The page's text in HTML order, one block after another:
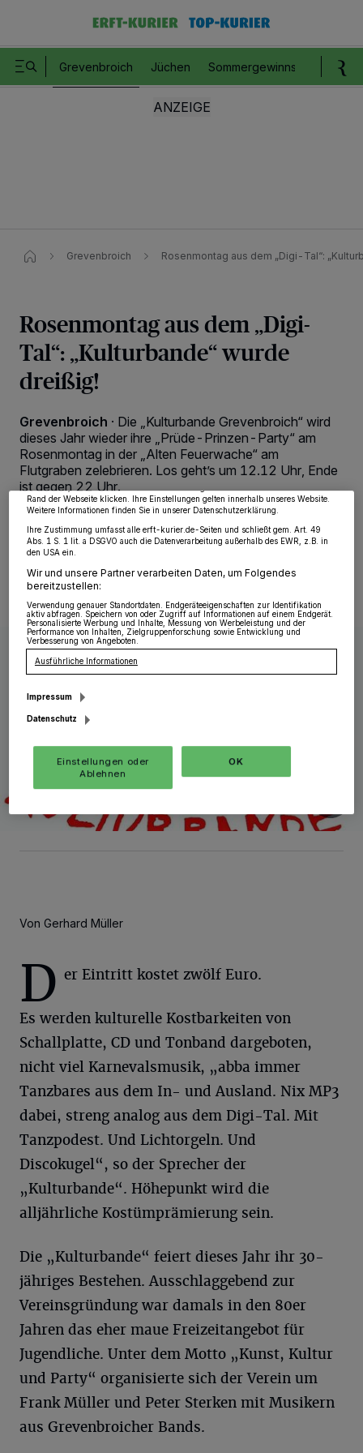
Grevenbroich Jüchen Sommergewinnspiel
Grevenbroich Rosenmontag aus dem „Digi-Tal“:
Rosenmontag aus dem „Digi-
Tal“: „Kulturbande“ wurde
dreißig!
Grevenbroich · Die „Kulturbande Grevenbroich“ wird
dieses Jahr wieder ihre „Prüde-Prinzen-Party“ am
Rosenmontag in der „Alten Feuerwache“ am
Flutgraben zelebrieren. Los geht’s um 12.12 Uhr, Ende
ist gegen 22 Uhr.
13.02.2019 , 09:55 Uhr
Von Gerhard Müller
D er Eintritt kostet zwölf Euro.
Es werden kulturelle Kostbarkeiten von
Schallplatte, CD und Tonband dargeboten,
nicht viel Karnevalsmusik, „abba immer
Tanzbares aus dem In- und Ausland. Nix MP3
dabei, streng analog aus dem Digi-Tal. Mit
Tanzpodest. Und Lichtorgeln. Und
Discokugel“, so der Sprecher der
„Kulturbande“. Höhepunkt wird die
alljährliche Kostümprämierung sein.
Die „Kulturbande“ feiert dieses Jahr ihr 30-
jähriges Bestehen. Ausschlaggebend zur
Vereinsgründung war damals in den 80er
Jahren das eher maue Freizeitangebot für
Jugendliche. Unter dem Motto „Kunst, Kultur
und Party“ organisierte sich der Verein um
Frank Müller und Peter Sterken mit Musikern
aus Grevenbroicher Bands.
wie Browserdaten oder eindeutige Kennungen auf Ihrem Gerät zu. Durch Auswahl
von OK aktivieren Sie Tracking-Technologien für die unter „Wir und unsere
Partner verarbeiten Daten, um Ihnen Dienste bereitzustellen“ aufgeführten
Zwecke. Wenn Tracker deaktiviert sind, sind manche Inhalte und Anzeigen
möglicherweise nicht mehr so relevant für Sie. Sie können dieses Menü jederzeit
wieder aufrufen, um Ihre Einstellungen zu ändern oder Ihre Einwilligung zu
widerrufen, indem Sie auf den Link Einstellungen oder Ablehnen am unteren
Rand der Webseite klicken. Ihre Einstellungen gelten innerhalb unseres Website.
Weitere Informationen finden Sie in unserer Datenschutzerklärung.
Ihre Zustimmung umfasst alle erft-kurier.de-Seiten und schließt gem. Art. 49
Abs. 1 S. 1 lit. a DSGVO auch die Datenverarbeitung außerhalb des EWR, z.B. in
den USA ein.
Wir und unsere Partner verarbeiten Daten, um Folgendes
bereitzustellen:
Verwendung genauer Standortdaten. Endgeräteeigenschaften zur Identifikation
aktiv abfragen. Speichern von oder Zugriff auf Informationen auf einem Endgerät.
Personalisierte Werbung und Inhalte, Messung von Werbeleistung und der
Performance von Inhalten, Zielgruppenforschung sowie Entwicklung und
Verbesserung von Angeboten.
Ausführliche Informationen
Impressum
Datenschutz
Einstellungen oder
Ablehnen
OK